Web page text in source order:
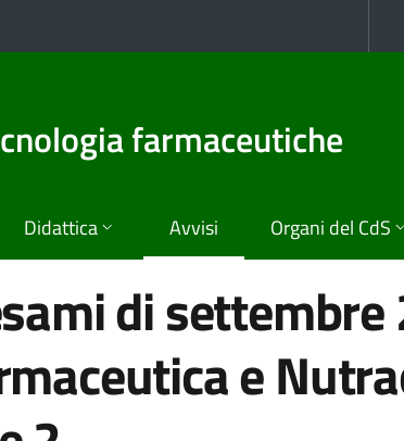
farmaceutiche
Didattica Avvisi Organi del CdS
di settembre
e